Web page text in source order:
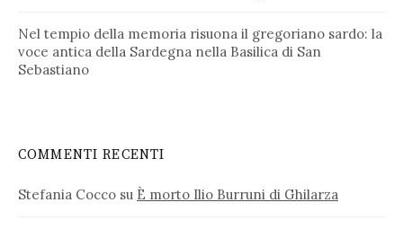
Nel tempio della memoria risuona il gregoriano sardo: la
voce antica della Sardegna nella Basilica di San
Sebastiano
COMMENTI RECENTI
Stefania Cocco su È morto Ilio Burruni di Ghilarza